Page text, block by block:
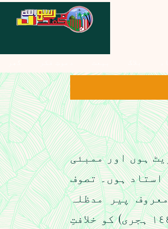
ہوں اور ممبئی
استاد ہوں۔ تصوف
پیر مدظلہ
العالی نے مجھے ١١ نومبر ٢٠٢٠ (٢٤ ربیع الاول ١٤٤٢ ہجری) کو خلافتِ